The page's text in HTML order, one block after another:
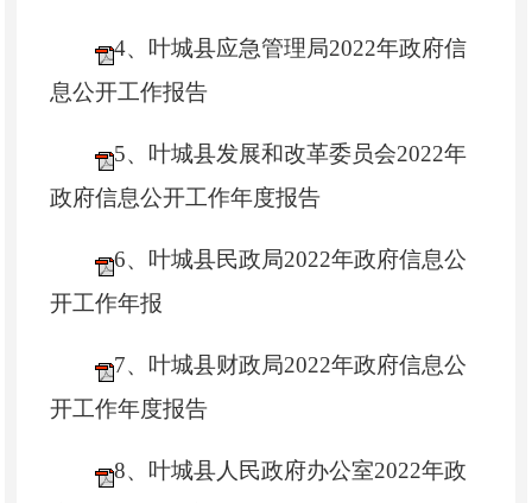
4、叶城县应急管理局2022年政府信
息公开工作报告
5、叶城县发展和改革委员会2022年
政府信息公开工作年度报告
6、叶城县民政局2022年政府信息公
开工作年报
7、叶城县财政局2022年政府信息公
开工作年度报告
8、叶城县人民政府办公室2022年政